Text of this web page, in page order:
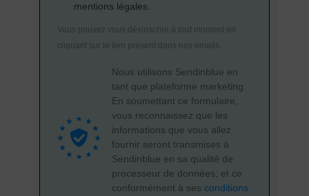
mentions légales.
Vous pouvez vous désinscrire à tout moment en
cliquant sur le lien présent dans nos emails.
Nous utilisons Sendinblue en
tant que plateforme marketing.
En soumettant ce formulaire,
vous reconnaissez que les
informations que vous allez
fournir seront transmises à
Sendinblue en sa qualité de
processeur de données; et ce
conformément à ses conditions